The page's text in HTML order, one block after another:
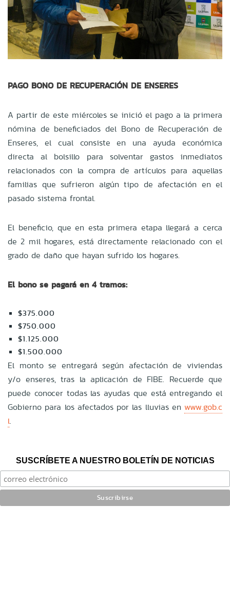
PAGO BONO DE RECUPERACIÓN DE ENSERES
A partir de este miércoles se inició el pago a la primera
nómina de beneficiados del Bono de Recuperación de
Enseres, el cual consiste en una ayuda económica
directa al bolsillo para solventar gastos inmediatos
relacionados con la compra de artículos para aquellas
familias que sufrieron algún tipo de afectación en el
pasado sistema frontal.
El beneficio, que en esta primera etapa llegará a cerca
de 2 mil hogares, está directamente relacionado con el
grado de daño que hayan sufrido los hogares.
El bono se pagará en 4 tramos:
$375.000
$750.000
$1.125.000
$1.500.000
El monto se entregará según afectación de viviendas
y/o enseres, tras la aplicación de FIBE. Recuerde que
puede conocer todas las ayudas que está entregando el
Gobierno para los afectados por las lluvias en www.gob.c
l.
SUSCRÍBETE A NUESTRO BOLETÍN DE NOTICIAS